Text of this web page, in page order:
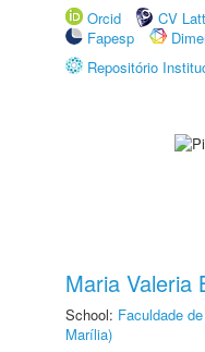
Orcid
CV
Fapesp
Repositório
Maria Valeria
School: Faculdade
Marília)